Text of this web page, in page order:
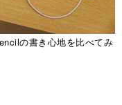
の書き心地を比べてみ